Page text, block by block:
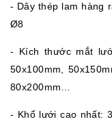
- Dây thép lam
Ø8
- Kích thước mắt
50x100mm,
80x200mm…
- Khổ lưới cao nhất: